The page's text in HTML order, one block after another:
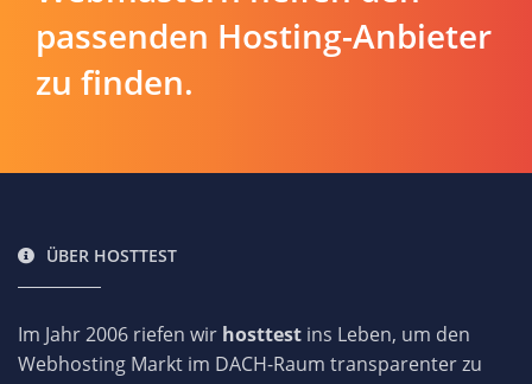
passenden Hosting-Anbieter
zu finden.
ÜBER HOSTTEST
Im Jahr 2006 riefen wir hosttest ins Leben, um den
Webhosting Markt im DACH-Raum transparenter zu